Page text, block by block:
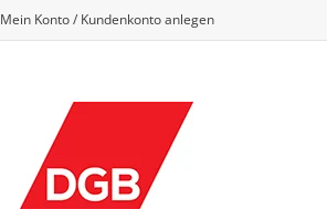
Mein Konto / Kundenkonto anlegen